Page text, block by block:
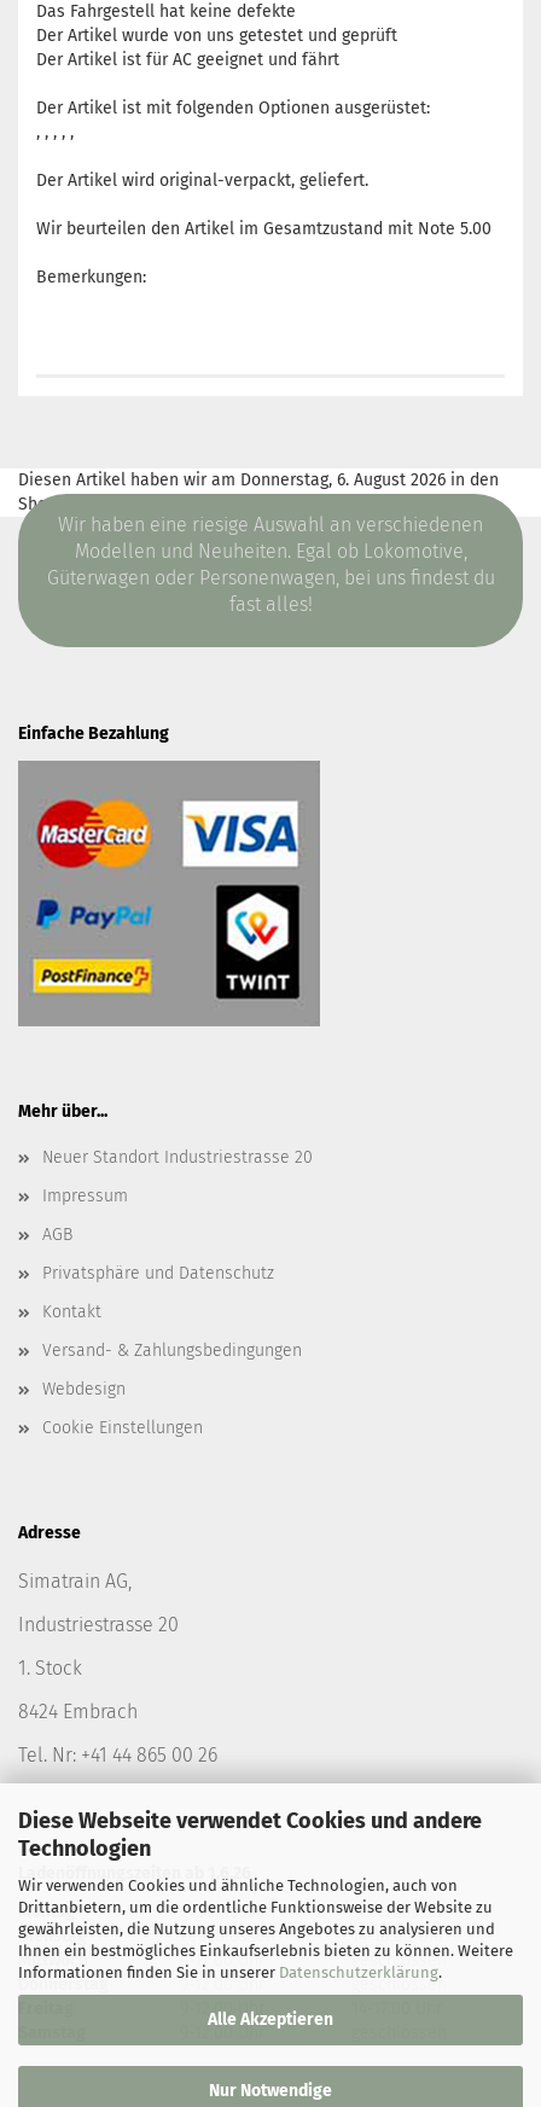
Diese Webseite verwendet Cookies und andere
Technologien
Wir verwenden Cookies und ähnliche Technologien, auch von
Drittanbietern, um die ordentliche Funktionsweise der Website zu
gewährleisten, die Nutzung unseres Angebotes zu analysieren und
Ihnen ein bestmögliches Einkaufserlebnis bieten zu können. Weitere
Informationen finden Sie in unserer Datenschutzerklärung.
Alle Akzeptieren
Nur Notwendige
Das Fahrgestell hat keine defekte
Der Artikel wurde von uns getestet und geprüft
Der Artikel ist für AC geeignet und fährt
Der Artikel ist mit folgenden Optionen ausgerüstet:
, , , , ,
Der Artikel wird original-verpackt, geliefert.
Wir beurteilen den Artikel im Gesamtzustand mit Note 5.00
Bemerkungen:
Diesen Artikel haben wir am Donnerstag, 6. August 2026 in den
Shop aufgenommen.
Wir haben eine riesige Auswahl an verschiedenen
Modellen und Neuheiten. Egal ob Lokomotive,
Güterwagen oder Personenwagen, bei uns findest du
fast alles!
Einfache Bezahlung
Mehr über...
Neuer Standort Industriestrasse 20
Impressum
AGB
Privatsphäre und Datenschutz
Kontakt
Versand- & Zahlungsbedingungen
Webdesign
Cookie Einstellungen
Adresse
Simatrain AG,
Industriestrasse 20
1. Stock
8424 Embrach
Tel. Nr: +41 44 865 00 26
Ladenöffnungszeiten ab 1.6.26
Montag
geschlossen
geschlossen
Dienstag
geschlossen
14-18.00 Uhr
Mittwoch
9-12.00 Uhr
geschlossen
Donnerstag
9-12.00 Uhr
geschlossen
9-12.00 Uhr